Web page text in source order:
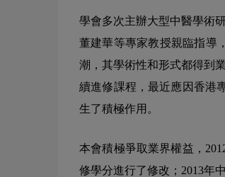
學會多次主辦大型中醫學術
董建華等專家教授親臨指導
潮，其學術性和形式都得到
續進修課程，最近應因香港
生了積極作用。
本會積極爭取業界權益，
修學分進行了修改；2013年